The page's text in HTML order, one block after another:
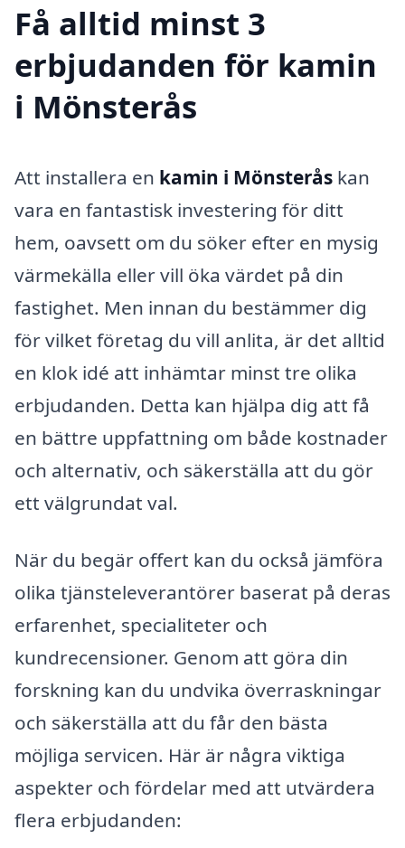
Få alltid minst 3
erbjudanden för kamin
i Mönsterås
Att installera en kamin i Mönsterås kan
vara en fantastisk investering för ditt
hem, oavsett om du söker efter en mysig
värmekälla eller vill öka värdet på din
fastighet. Men innan du bestämmer dig
för vilket företag du vill anlita, är det alltid
en klok idé att inhämtar minst tre olika
erbjudanden. Detta kan hjälpa dig att få
en bättre uppfattning om både kostnader
och alternativ, och säkerställa att du gör
ett välgrundat val.
När du begär offert kan du också jämföra
olika tjänsteleverantörer baserat på deras
erfarenhet, specialiteter och
kundrecensioner. Genom att göra din
forskning kan du undvika överraskningar
och säkerställa att du får den bästa
möjliga servicen. Här är några viktiga
aspekter och fördelar med att utvärdera
flera erbjudanden: